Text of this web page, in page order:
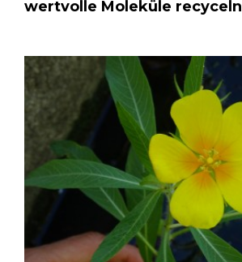
wertvolle Moleküle recyceln